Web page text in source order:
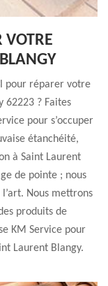
VOTRE
pour réparer votre
62223 ? Faites
pour s’occuper
étanchéité,
à Saint Laurent
de pointe ; nous
Nous mettrons
produits de
KM Service pour
Laurent Blangy.